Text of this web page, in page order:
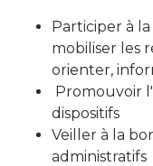
Participer à
mobiliser les
orienter,
Promouvoir
dispositifs
Veiller à la
administratifs